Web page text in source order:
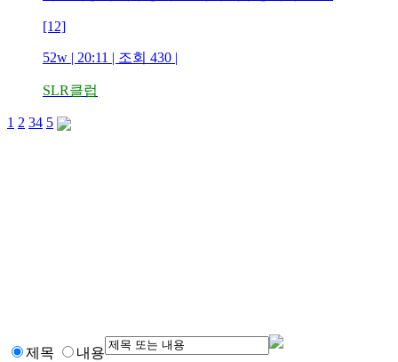
[12]
52w | 20:11 | 조회 430 |
SLR클럽
1 2 34 5
제목 내용